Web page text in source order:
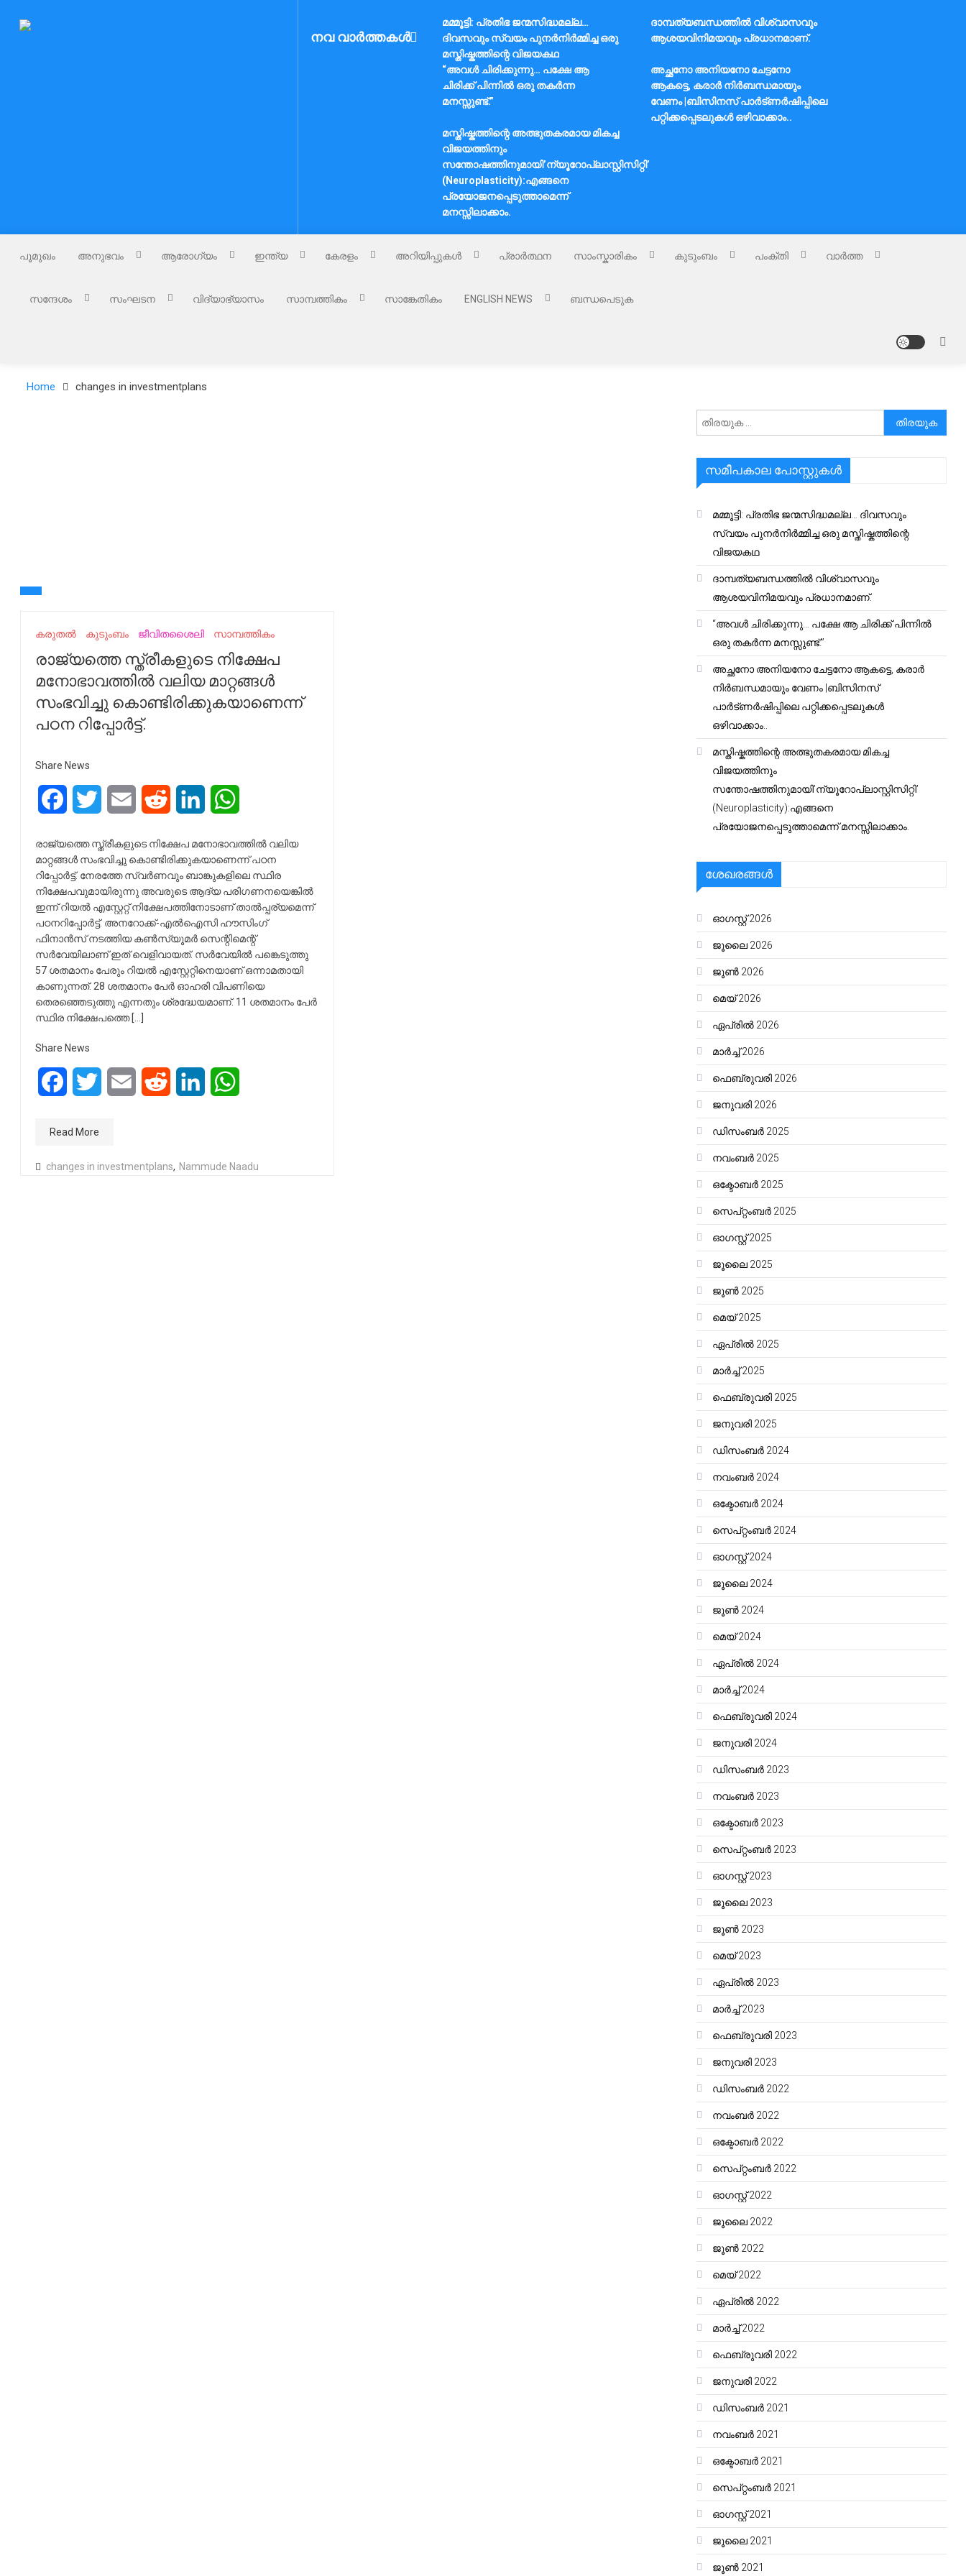
Nammude Naadu നവ വാർത്തകൾ
മമ്മൂട്ടി: പ്രതിഭ ജന്മസിദ്ധമല്ല…
ദിവസവും സ്വയം പുനർനിർമ്മിച്ച ഒരു
മസ്തിഷ്കത്തിന്റെ വിജയകഥ
ദാമ്പത്യബന്ധത്തിൽ വിശ്വാസവും
ആശയവിനിമയവും പ്രധാനമാണ്.
“അവൾ ചിരിക്കുന്നു… പക്ഷേ ആ
ചിരിക്ക് പിന്നിൽ ഒരു തകർന്ന
മനസ്സുണ്ട്.”
അച്ഛനോ അനിയനോ ചേട്ടനോ
ആകട്ടെ, കരാർ നിർബന്ധമായും
വേണം |ബിസിനസ് പാർട്ണർഷിപ്പിലെ
പറ്റിക്കപ്പെടലുകൾ ഒഴിവാക്കാം..
മസ്തിഷ്കത്തിന്റെ അത്ഭുതകരമായ മികച്ച
വിജയത്തിനും
സന്തോഷത്തിനുമായി’ന്യൂറോപ്ലാസ്റ്റിസിറ്റി’
(Neuroplasticity):എങ്ങനെ
പ്രയോജനപ്പെടുത്താമെന്ന്
മനസ്സിലാക്കാം.
പൂമുഖം അനുഭവം ആരോഗ്യം ഇന്ത്യ കേരളം അറിയിപ്പുകൾ പ്രാർത്ഥന സാംസ്കാരികം കുടുംബം പംക്തി വാർത്ത
സന്ദേശം സംഘടന വിദ്യാഭ്യാസം സാമ്പത്തികം സാങ്കേതികം ENGLISH NEWS ബന്ധപെടുക
Home changes in investmentplans
കരുതൽ കുടുംബം ജീവിതശൈലി സാമ്പത്തികം
രാജ്യത്തെ സ്ത്രീകളുടെ നിക്ഷേപ
മനോഭാവത്തില്‍ വലിയ മാറ്റങ്ങള്‍
സംഭവിച്ചു കൊണ്ടിരിക്കുകയാണെന്ന്
പഠന റിപ്പോര്‍ട്ട്.
Share News
FacebookTwitter Email Reddit LinkedIn
രാജ്യത്തെ സ്ത്രീകളുടെ നിക്ഷേപ മനോഭാവത്തില്‍ വലിയ
മാറ്റങ്ങള്‍ സംഭവിച്ചു കൊണ്ടിരിക്കുകയാണെന്ന് പഠന
റിപ്പോര്‍ട്ട്. നേരത്തേ സ്വര്‍ണവും ബാങ്കുകളിലെ സ്ഥിര
നിക്ഷേപവുമായിരുന്നു അവരുടെ ആദ്യ പരിഗണനയെങ്കില്‍
ഇന്ന് റിയല്‍ എസ്റ്റേറ്റ് നിക്ഷേപത്തിനോടാണ് താല്‍പ്പര്യമെന്ന്
പഠനറിപ്പോര്‍ട്ട്. അനറോക്ക്-എല്‍ഐസി ഹൗസിംഗ്
ഫിനാന്‍സ് നടത്തിയ കണ്‍സ്യൂമര്‍ സെന്റിമെന്റ്
സര്‍വേയിലാണ് ഇത് വെളിവായത്. സര്‍വേയില്‍ പങ്കെടുത്തു
57 ശതമാനം പേരും റിയല്‍ എസ്റ്റേറ്റിനെയാണ് ഒന്നാമതായി
കാണുന്നത്. 28 ശതമാനം പേര്‍ ഓഹരി വിപണിയെ
തെരഞ്ഞെടുത്തു എന്നതും ശ്രദ്ധേയമാണ്. 11 ശതമാനം പേര്‍
സ്ഥിര നിക്ഷേപത്തെ […]
Share News
FacebookTwitter Email Reddit LinkedIn
Read More
changes in investmentplans, Nammude Naadu
അനേഷിക്കുക
സമീപകാല പോസ്റ്റുകൾ
മമ്മൂട്ടി: പ്രതിഭ ജന്മസിദ്ധമല്ല… ദിവസവും
സ്വയം പുനർനിർമ്മിച്ച ഒരു മസ്തിഷ്കത്തിന്റെ
വിജയകഥ
ദാമ്പത്യബന്ധത്തിൽ വിശ്വാസവും
ആശയവിനിമയവും പ്രധാനമാണ്.
“അവൾ ചിരിക്കുന്നു… പക്ഷേ ആ ചിരിക്ക് പിന്നിൽ
ഒരു തകർന്ന മനസ്സുണ്ട്.”
അച്ഛനോ അനിയനോ ചേട്ടനോ ആകട്ടെ, കരാർ
നിർബന്ധമായും വേണം |ബിസിനസ്
പാർട്ണർഷിപ്പിലെ പറ്റിക്കപ്പെടലുകൾ
ഒഴിവാക്കാം..
മസ്തിഷ്കത്തിന്റെ അത്ഭുതകരമായ മികച്ച
വിജയത്തിനും
സന്തോഷത്തിനുമായി’ന്യൂറോപ്ലാസ്റ്റിസിറ്റി’
(Neuroplasticity):എങ്ങനെ
പ്രയോജനപ്പെടുത്താമെന്ന് മനസ്സിലാക്കാം.
ശേഖരങ്ങൾ
ഓഗസ്റ്റ്‌ 2026
ജൂലൈ 2026
ജൂൺ 2026
മെയ്‌ 2026
ഏപ്രിൽ 2026
മാർച്ച്‌ 2026
ഫെബ്രുവരി 2026
ജനുവരി 2026
ഡിസംബർ 2025
നവംബർ 2025
ഒക്ടോബർ 2025
സെപ്റ്റംബർ 2025
ഓഗസ്റ്റ്‌ 2025
ജൂലൈ 2025
ജൂൺ 2025
മെയ്‌ 2025
ഏപ്രിൽ 2025
മാർച്ച്‌ 2025
ഫെബ്രുവരി 2025
ജനുവരി 2025
ഡിസംബർ 2024
നവംബർ 2024
ഒക്ടോബർ 2024
സെപ്റ്റംബർ 2024
ഓഗസ്റ്റ്‌ 2024
ജൂലൈ 2024
ജൂൺ 2024
മെയ്‌ 2024
ഏപ്രിൽ 2024
മാർച്ച്‌ 2024
ഫെബ്രുവരി 2024
ജനുവരി 2024
ഡിസംബർ 2023
നവംബർ 2023
ഒക്ടോബർ 2023
സെപ്റ്റംബർ 2023
ഓഗസ്റ്റ്‌ 2023
ജൂലൈ 2023
ജൂൺ 2023
മെയ്‌ 2023
ഏപ്രിൽ 2023
മാർച്ച്‌ 2023
ഫെബ്രുവരി 2023
ജനുവരി 2023
ഡിസംബർ 2022
നവംബർ 2022
ഒക്ടോബർ 2022
സെപ്റ്റംബർ 2022
ഓഗസ്റ്റ്‌ 2022
ജൂലൈ 2022
ജൂൺ 2022
മെയ്‌ 2022
ഏപ്രിൽ 2022
മാർച്ച്‌ 2022
ഫെബ്രുവരി 2022
ജനുവരി 2022
ഡിസംബർ 2021
നവംബർ 2021
ഒക്ടോബർ 2021
സെപ്റ്റംബർ 2021
ഓഗസ്റ്റ്‌ 2021
ജൂലൈ 2021
ജൂൺ 2021